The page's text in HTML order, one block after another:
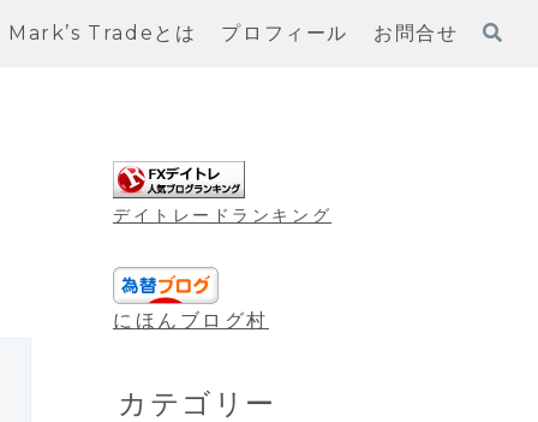
Mark’s Tradeとは プロフィール お問合せ
デイトレードランキング
にほんブログ村
カテゴリー